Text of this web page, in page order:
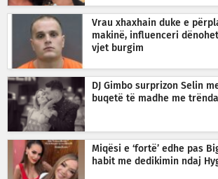
Vrau xhaxhain duke e
makinë, influenceri
vjet burgim
DJ Gimbo surprizon Selin
buqetë të madhe me
Miqësi e ‘fortë’ edhe pas
habit me dedikimin ndaj